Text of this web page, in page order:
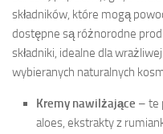
składników, które mogą
dostępne są różnorodne
składniki, idealne dla
wybieranych naturalnych
Kremy nawilżające – te
aloes, ekstrakty z